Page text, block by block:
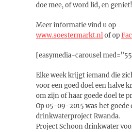
doe mee, of word lid, en geniet!
Meer informatie vind u op
www.soestermarkt.nlof op
[easymedia-carousel
Elke week krijgt iemand die
voor een goed doel een halve
om zijn of haar goede doel te
Op 05-09-2015 was het goede
drinkwaterproject Rwanda.
Project Schoon drinkwater